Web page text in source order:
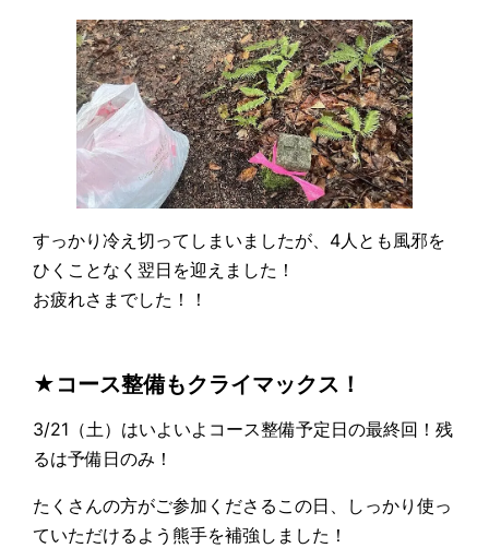
すっかり冷え切ってしまいましたが、4人とも風邪を
ひくことなく翌日を迎えました！
お疲れさまでした！！
★コース整備もクライマックス！
3/21（土）はいよいよコース整備予定日の最終回！残
るは予備日のみ！
たくさんの方がご参加くださるこの日、しっかり使っ
ていただけるよう熊手を補強しました！